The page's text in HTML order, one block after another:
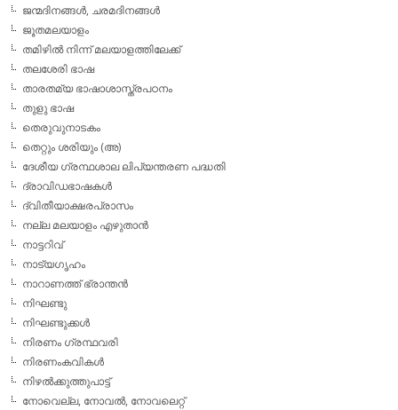
ജന്മദിനങ്ങള്‍, ചരമദിനങ്ങള്‍
ജൂതമലയാളം
തമിഴില്‍ നിന്ന് മലയാളത്തിലേക്ക്
തലശേരി ഭാഷ
താരതമ്യ ഭാഷാശാസ്ത്രപഠനം
തുളു ഭാഷ
തെരുവുനാടകം
തെറ്റും ശരിയും (അ)
ദേശീയ ഗ്രന്ഥശാല ലിപ്യന്തരണ പദ്ധതി
ദ്രാവിഡഭാഷകള്‍
ദ്വിതീയാക്ഷരപ്രാസം
നല്ല മലയാളം എഴുതാന്‍
നാട്ടറിവ്
നാട്യഗൃഹം
നാറാണത്ത് ഭ്രാന്തന്‍
നിഘണ്ടു
നിഘണ്ടുക്കള്‍
നിരണം ഗ്രന്ഥവരി
നിരണംകവികള്‍
നിഴല്‍ക്കുത്തുപാട്ട്
നോവെല്ല, നോവല്‍, നോവലെറ്റ്